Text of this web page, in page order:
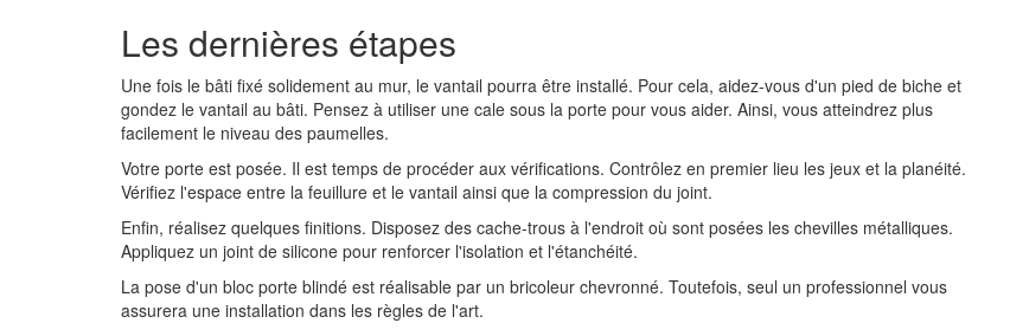
Les dernières étapes
Une fois le bâti fixé solidement au mur, le vantail pourra être installé. Pour cela, aidez-vous d'un pied de biche et
gondez le vantail au bâti. Pensez à utiliser une cale sous la porte pour vous aider. Ainsi, vous atteindrez plus
facilement le niveau des paumelles.
Votre porte est posée. Il est temps de procéder aux vérifications. Contrôlez en premier lieu les jeux et la planéité.
Vérifiez l'espace entre la feuillure et le vantail ainsi que la compression du joint.
Enfin, réalisez quelques finitions. Disposez des cache-trous à l'endroit où sont posées les chevilles métalliques.
Appliquez un joint de silicone pour renforcer l'isolation et l'étanchéité.
La pose d'un bloc porte blindé est réalisable par un bricoleur chevronné. Toutefois, seul un professionnel vous
assurera une installation dans les règles de l'art.